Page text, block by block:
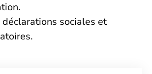
sociales et